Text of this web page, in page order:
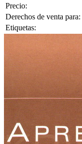
Precio:
Derechos de venta para:
Etiquetas: